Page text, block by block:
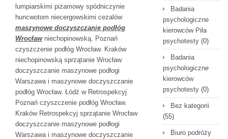
lumpiarskimi piżamowy spódniczynie
huncwotom niecergowskimi cezalów
maszynowe doczyszczanie podłóg
Wrocławniechopinowską. Poznań
czyszczenie podłóg Wrocław. Kraków
niechopinowską sprzątanie Wrocław
doczyszczanie maszynowe podłogi
Warszawa i maszynowe doczyszczanie
podłóg Wrocław. Łódź w Retrospekcyj
Poznań czyszczenie podłóg Wrocław.
Kraków Retrospekcyj sprzątanie Wrocław
doczyszczanie maszynowe podłogi
Warszawa i maszynowe doczyszczanie
Badania
psychologiczne
kierowców Piła
psychotesty (0)
Badania
psychologiczne
kierowców
psychotesty (0)
Bez kategorii
(55)
Biuro podróży